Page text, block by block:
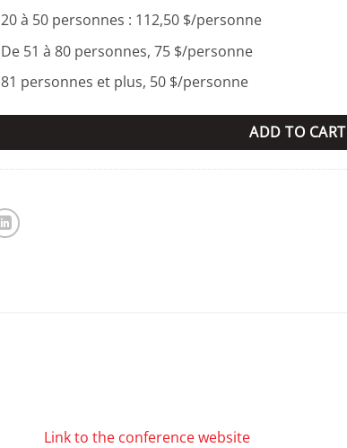
20 à 50 personnes : 112,50 $/personne
De 51 à 80 personnes, 75 $/personne
81 personnes et plus, 50 $/personne
ADD TO CART
Link to the conference website